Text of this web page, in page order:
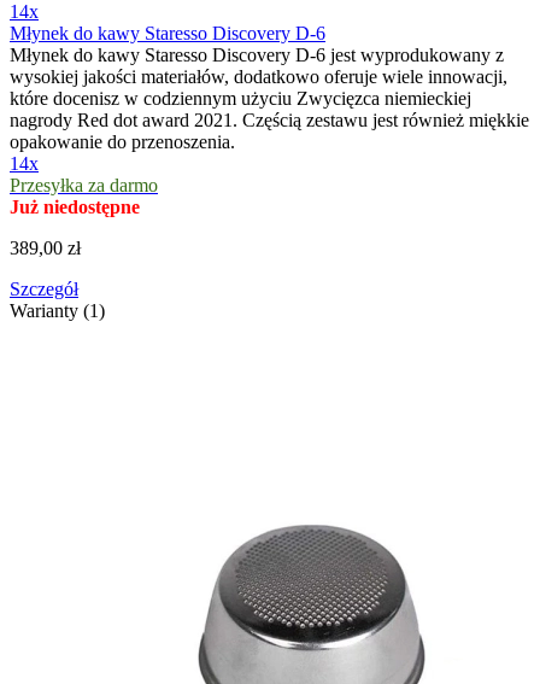
14x
Młynek do kawy Staresso Discovery D-6
Młynek do kawy Staresso Discovery D-6 jest wyprodukowany z
wysokiej jakości materiałów, dodatkowo oferuje wiele innowacji,
które docenisz w codziennym użyciu Zwycięzca niemieckiej
nagrody Red dot award 2021. Częścią zestawu jest również miękkie
opakowanie do przenoszenia.
14x
Przesyłka za darmo
Już niedostępne
389,00 zł
Szczegół
Warianty (1)